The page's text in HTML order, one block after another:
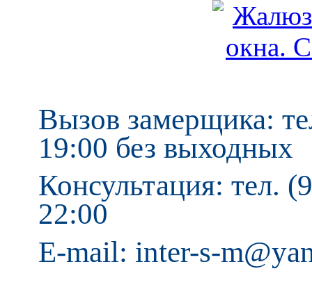
Вызов замерщика:
19:00 без выходных
Консультация: тел.
22:00
E-mail: inter-s-